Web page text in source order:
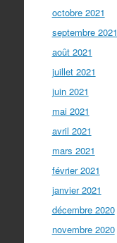
octobre 2021
septembre 2021
août 2021
juillet 2021
juin 2021
mai 2021
avril 2021
mars 2021
février 2021
janvier 2021
décembre 2020
novembre 2020